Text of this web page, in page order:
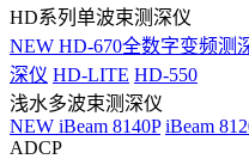
HD系列单波束测深仪
NEW HD-670全数字变频测
深仪 HD-LITE HD-550
浅水多波束测深仪
NEW iBeam 8140P iBeam
ADCP